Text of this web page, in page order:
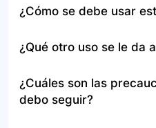
¿Cómo se debe usar
en cápsula blanda o
el médico y pueden ser
Debe tomarse en la
¿Qué otro uso se le da
la enfermedad de
utiliza para manejar
¿Cuáles son las
debo seguir?